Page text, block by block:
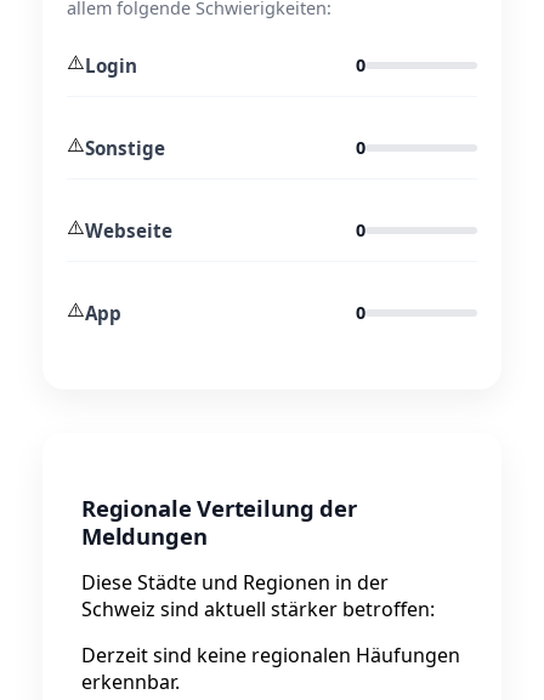
allem folgende Schwierigkeiten:
⚠️Login 0
⚠️Sonstige 0
⚠️Webseite 0
⚠️App 0
Regionale Verteilung der
Meldungen
Diese Städte und Regionen in der
Schweiz sind aktuell stärker betroffen:
Derzeit sind keine regionalen Häufungen
erkennbar.